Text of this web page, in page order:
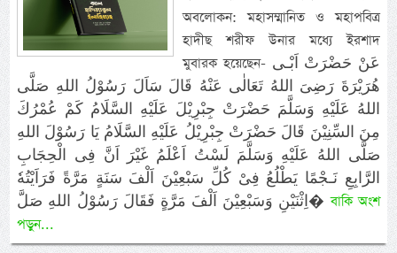
অবলোকন: মহাসম্মানিত ও মহাপবিত্র
হাদীছ শরীফ উনার মধ্যে ইরশাদ
মুবারক হয়েছেন- عَنْ حَضْرَتْ اَبْـى
هُرَيْرَةَ رَضِىَ اللهُ تَعَالٰى عَنْهُ قَالَ سَاَلَ رَسُوْلُ اللهِ صَلَّى
اللهُ عَلَيْهِ وَسَلَّمَ حَضْرَتْ جِبْرِيْلَ عَلَيْهِ السَّلَامُ كَمْ عُمْرُكَ
مِنَ السِّنِيْنَ قَالَ حَضْرَتْ جِبْرِيْلُ عَلَيْهِ السَّلَامُ يَا رَسُوْلَ اللهِ
صَلَّى اللهُ عَلَيْهِ وَسَلَّمَ لَسْتُ اَعْلَمُ غَيْرَ اَنَّ فِى الْحِجَابِ
الرَّابِعِ نَـجْمًا يَطْلُعُ فِىْ كُلِّ سَبْعِيْنَ اَلْفَ سَنَةٍ مَرَّةً فَرَاَيْتُهٗ
اِثْنَيْنِ وَسَبْعِيْنَ اَلْفَ مَرَّةٍ فَقَالَ رَسُوْلُ اللهِ صَلَّ�বাকি অংশ
পড়ুন...